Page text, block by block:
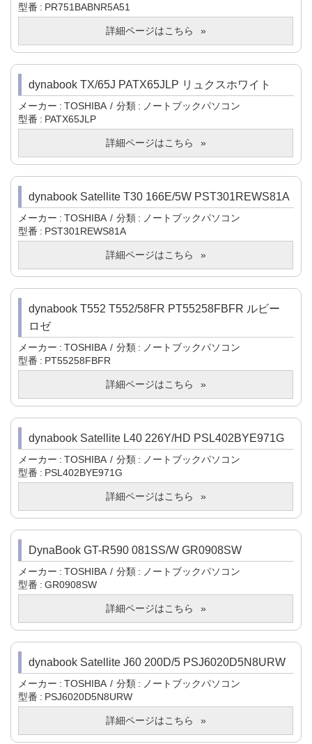
型番
PR751BABNR5A51
詳細ページはこちら
dynabook TX/65J PATX65JLP リュクスホワイト
メーカー TOSHIBA 分類
ノートブックパソコン
型番
PATX65JLP
詳細ページはこちら
dynabook Satellite T30 166E/5W PST301REWS81A
メーカー TOSHIBA 分類
ノートブックパソコン
型番
PST301REWS81A
詳細ページはこちら
dynabook T552 T552/58FR PT55258FBFR ルビー
ロゼ
メーカー TOSHIBA 分類
ノートブックパソコン
型番
PT55258FBFR
詳細ページはこちら
dynabook Satellite L40 226Y/HD PSL402BYE971G
メーカー TOSHIBA 分類
ノートブックパソコン
型番
PSL402BYE971G
詳細ページはこちら
DynaBook GT-R590 081SS/W GR0908SW
メーカー TOSHIBA 分類
ノートブックパソコン
型番
GR0908SW
詳細ページはこちら
dynabook Satellite J60 200D/5 PSJ6020D5N8URW
メーカー TOSHIBA 分類
ノートブックパソコン
型番
PSJ6020D5N8URW
詳細ページはこちら